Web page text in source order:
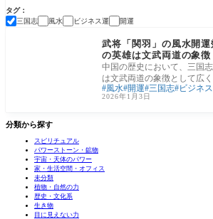
タグ
三国志
風水 ビジネス運 開運
風水・占い・神秘学
武将「関羽」の風水開
の英雄は文武両道の象徴
中国の歴史において、三国
は文武両道の象徴として広
す。彼の名前は武勇だけでな
義理の
風水 開運 三国志 ビジネ
2026年1月3日
分類から探す
スピリチュアル
パワーストーン・鉱物
宇宙・天体のパワー
家・生活空間・オフィス
未分類
植物・自然の力
歴史・文化系
生き物
目に見えない力